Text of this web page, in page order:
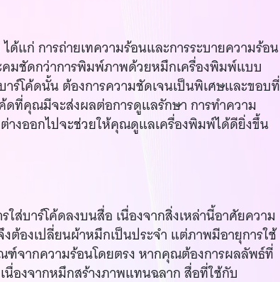
ด้แก่ การถ่ายเทความร้อนและการระบายความร้อน
มชัดกว่าการพิมพ์ภาพด้วยหมึกเครื่องพิมพ์แบบ
ร์โค้ดนั้น ต้องการความชัดเจนเป็นพิเศษและขอบที่
ดที่คุณมีจะส่งผลต่อการดูแลรักษา การทำความ
างออกไปจะช่วยให้คุณดูแลเครื่องพิมพ์ได้ดียิ่งขึ้น
ส่บาร์โค้ดลงบนสื่อ เนื่องจากสิ่งเหล่านี้อาศัยความ
ต้องเปลี่ยนผ้าหมึกเป็นประจำ แต่ภาพมีอายุการใช้
จากความร้อนโดยตรง หากคุณต้องการผลลัพธ์ที่
นื่องจากหมึกสร้างภาพแทนฉลาก สื่อที่ใช้กับ